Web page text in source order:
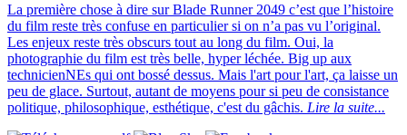
La première chose à dire sur Blade Runner 2049 c’est que l’histoire
du film reste très confuse en particulier si on n’a pas vu l’original.
Les enjeux reste très obscurs tout au long du film. Oui, la
photographie du film est très belle, hyper léchée. Big up aux
technicienNEs qui ont bossé dessus. Mais l'art pour l'art, ça laisse un
peu de glace. Surtout, autant de moyens pour si peu de consistance
politique, philosophique, esthétique, c'est du gâchis. Lire la suite...